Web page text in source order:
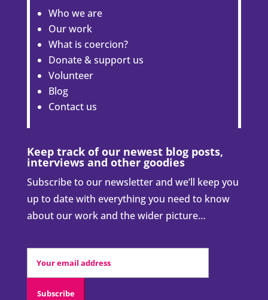
Who we are
Our work
What is coercion?
Donate & support us
Volunteer
Blog
Contact us
Keep track of our newest blog posts,
interviews and other goodies
Subscribe to our newsletter and we’ll keep you
up to date with everything you need to know
about our work and the wider picture…